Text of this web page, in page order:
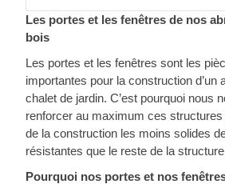
Les portes et les fenêtres de nos
bois
Les portes et les fenêtres sont les
importantes pour la construction d’un
chalet de jardin. C’est pourquoi nous
renforcer au maximum ces
de la construction les moins solides
résistantes que le reste de la
Pourquoi nos portes et nos